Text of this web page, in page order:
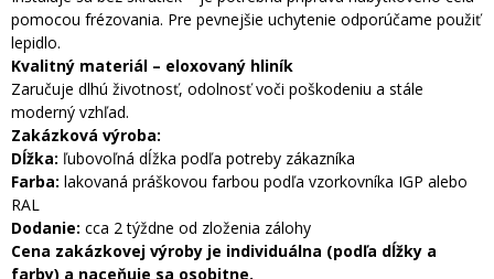
pomocou frézovania. Pre pevnejšie uchytenie odporúčame použiť
lepidlo.
Kvalitný materiál – eloxovaný hliník
Zaručuje dlhú životnosť, odolnosť voči poškodeniu a stále
moderný vzhľad.
Zakázková výroba:
Dĺžka: ľubovoľná dĺžka podľa potreby zákazníka
Farba: lakovaná práškovou farbou podľa vzorkovníka IGP alebo
RAL
Dodanie: cca 2 týždne od zloženia zálohy
Cena zakázkovej výroby je individuálna (podľa dĺžky a
farby) a naceňuje sa osobitne.